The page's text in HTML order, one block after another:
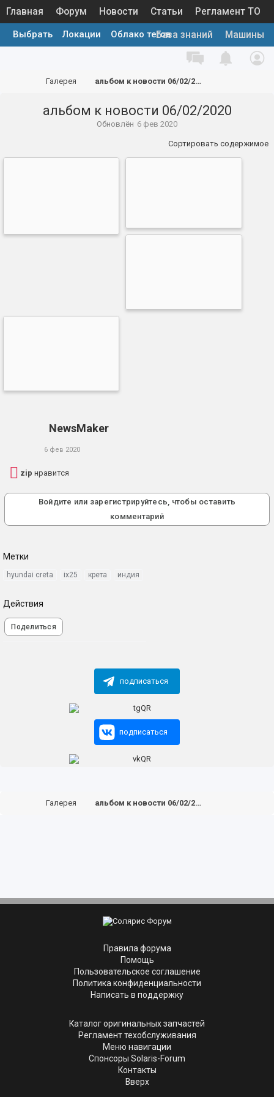
Главная Форум Новости Статьи Регламент ТО
Каталог запчастей Галерея
Выбрать Локации Облако теговБаза знаний Машины
Галерея альбом к новости 06/02/2020
альбом к новости 06/02/2020
Обновлён 6 фев 2020
Сортировать содержимое
NewsMaker
6 фев 2020
zip нравится
Войдите или зарегистрируйтесь, чтобы оставить
комментарий
Метки
hyundai creta ix25 крета индия
Действия
Поделиться
подписаться
подписаться
Галерея альбом к новости 06/02/2020
Правила форума
Помощь
Пользовательское соглашение
Политика конфиденциальности
Написать в поддержку
Каталог оригинальных запчастей
Регламент техобслуживания
Меню навигации
Спонсоры Solaris-Forum
Контакты
Вверх